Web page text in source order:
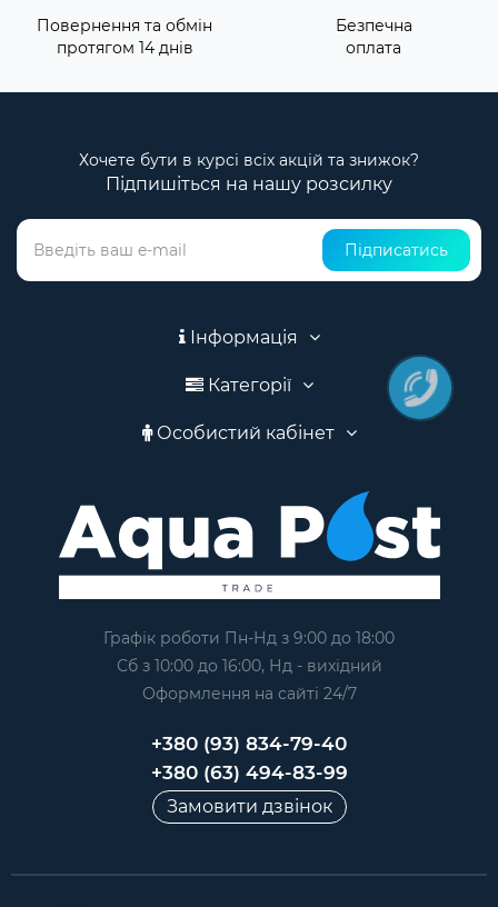
Повернення та обмін
протягом 14 днів
Безпечна
оплата
Хочете бути в курсі всіх акцій та знижок?
Підпишіться на нашу розсилку
Підписатись
Інформація
Категорії
Особистий кабінет
Графік роботи Пн-Нд з 9:00 до 18:00
Сб з 10:00 до 16:00, Нд - вихідний
Оформлення на сайтi 24/7
+380 (93) 834-79-40
+380 (63) 494-83-99
Замовити дзвінок